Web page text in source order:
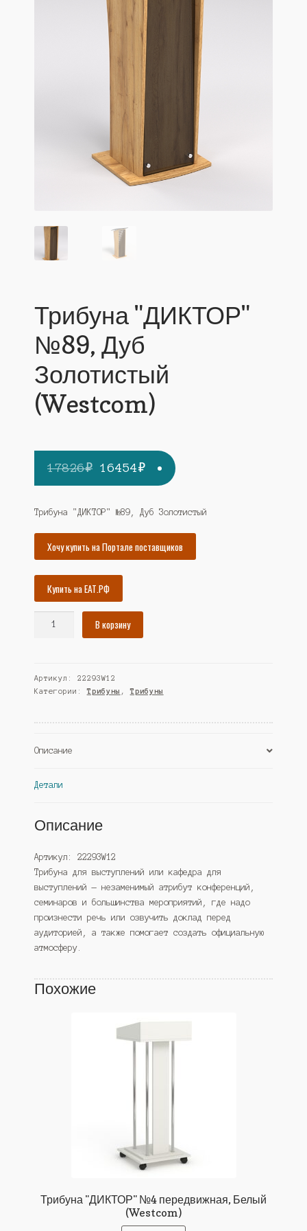
Трибуна "ДИКТОР"
№89, Дуб
Золотистый
(Westcom)
17826₽ Первоначальная
цена
составляла
17826₽.
16454₽Текущая
цена:
16454₽.
Трибуна "ДИКТОР" №89, Дуб Золотистый
Хочу купить на Портале поставщиков
Купить на ЕАТ.РФ
№89,
Дуб
(Westcom)
В корзину
Артикул: 22293W12
Категории:Трибуны ,Трибуны
Описание
Детали
Описание
Артикул: 22293W12
Трибуна для выступлений или кафедра для
выступлений — незаменимый атрибут конференций,
семинаров и большинства мероприятий, где надо
произнести речь или озвучить доклад перед
аудиторией, а также помогает создать официальную
атмосферу.
Похожие
Трибуна "ДИКТОР" №4 передвижная, Белый
(Westcom)